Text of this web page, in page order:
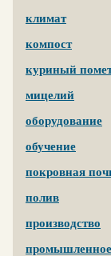
климат
компост
куриный
мицелий
оборудование
обучение
покровная
полив
производство
промышленное